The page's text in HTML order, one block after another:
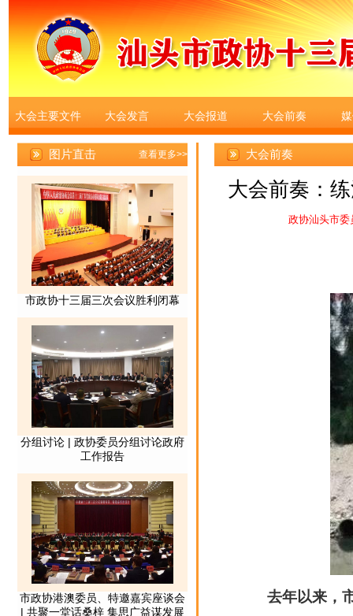
大会主要文件 大会发言 大会报道 大会前奏
大会前奏
大会前奏：
政协汕头市委
去年以来，